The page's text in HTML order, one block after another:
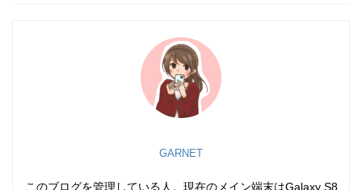
GARNET
このブログを管理している人。現在のメイン端末はGalaxy S8